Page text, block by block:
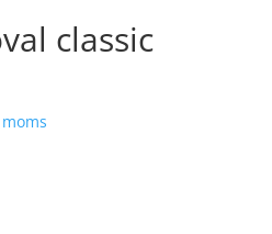
classic